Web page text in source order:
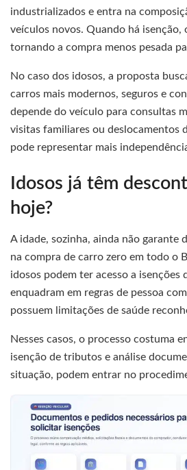
industrializados e entra na
veículos novos. Quando há isenção,
tornando a compra menos pesada
No caso dos idosos, a proposta
carros mais modernos, seguros e
depende do veículo para consultas
visitas familiares ou deslocamentos
pode representar mais
Idosos já têm
hoje?
A idade, sozinha, ainda não garante
na compra de carro zero em todo o
idosos podem ter acesso a isenções
enquadram em regras de pessoa
possuem limitações de saúde
Nesses casos, o processo costuma
isenção de tributos e análise
situação, podem entrar no